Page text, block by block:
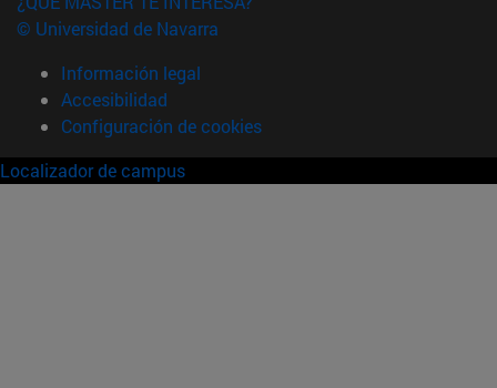
© Universidad de Navarra
Información legal
Accesibilidad
Configuración de cookies
Localizador de campus